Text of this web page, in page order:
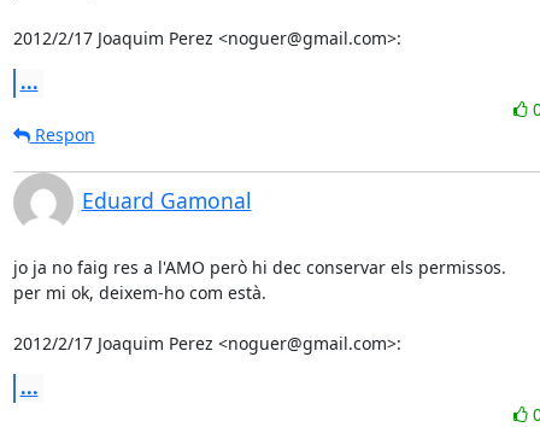
2012/2/17 Joaquim Perez <noguer@gmail.com>:
...
Respon
Eduard Gamonal
jo ja no faig res a l'AMO però hi dec conservar els permissos.
per mi ok, deixem-ho com està.
2012/2/17 Joaquim Perez <noguer@gmail.com>:
...